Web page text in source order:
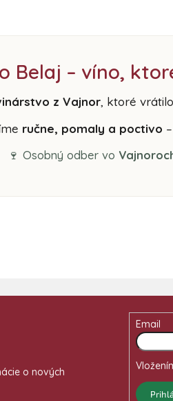
Belaj – víno,
z Vajnor, ktoré
ručne, pomaly a poctivo
🍷 Osobný odber vo
o nových
Email